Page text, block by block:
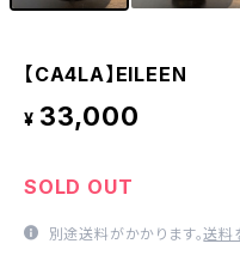
【CA4LA】
¥ 33,000
SOLD OUT
別途送料がかかります。送料